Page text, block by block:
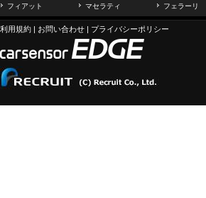
フィアット
マセラティ フェラーリ
利用規約 | お問い合わせ | プライバシーポリシー